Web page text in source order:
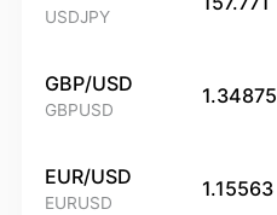
USDJPY
GBP/USD
GBPUSD
1.34875
EUR/USD
EURUSD
1.15563